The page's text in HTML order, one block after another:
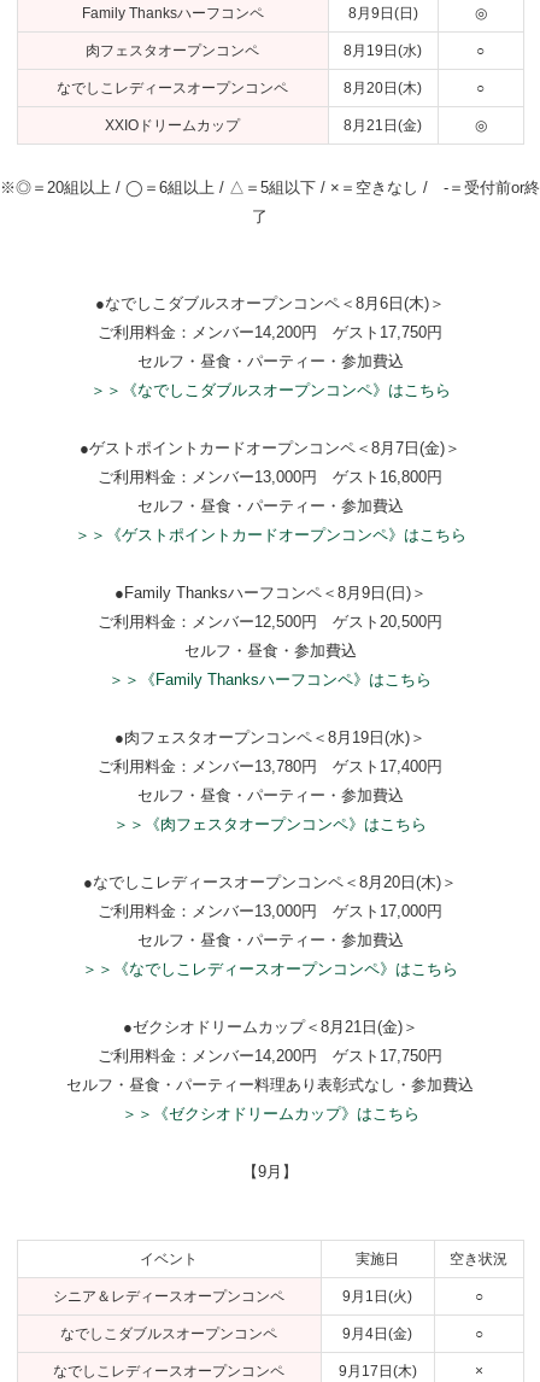
Family Thanksハーフコンペ 8月9日(日) ◎
肉フェスタオープンコンペ 8月19日(水) ○
なでしこレディースオープンコンペ 8月20日(木) ○
XXIOドリームカップ 8月21日(金) ◎
※◎＝20組以上 / ◯＝6組以上 / △＝5組以下 / ×＝空きなし / -＝受付前or終
了
●なでしこダブルスオープンコンペ＜8月6日(木)＞
ご利用料金：メンバー14,200円 ゲスト17,750円
セルフ・昼食・パーティー・参加費込
＞＞《なでしこダブルスオープンコンペ》はこちら
●ゲストポイントカードオープンコンペ＜8月7日(金)＞
ご利用料金：メンバー13,000円 ゲスト16,800円
セルフ・昼食・パーティー・参加費込
＞＞《ゲストポイントカードオープンコンペ》はこちら
●Family Thanksハーフコンペ＜8月9日(日)＞
ご利用料金：メンバー12,500円 ゲスト20,500円
セルフ・昼食・参加費込
＞＞《Family Thanksハーフコンペ》はこちら
●肉フェスタオープンコンペ＜8月19日(水)＞
ご利用料金：メンバー13,780円 ゲスト17,400円
セルフ・昼食・パーティー・参加費込
＞＞《肉フェスタオープンコンペ》はこちら
●なでしこレディースオープンコンペ＜8月20日(木)＞
ご利用料金：メンバー13,000円 ゲスト17,000円
セルフ・昼食・パーティー・参加費込
＞＞《なでしこレディースオープンコンペ》はこちら
●ゼクシオドリームカップ＜8月21日(金)＞
ご利用料金：メンバー14,200円 ゲスト17,750円
セルフ・昼食・パーティー料理あり表彰式なし・参加費込
＞＞《ゼクシオドリームカップ》はこちら
【9月】
イベント 実施日 空き状況
シニア＆レディースオープンコンペ 9月1日(火) ○
なでしこダブルスオープンコンペ 9月4日(金) ○
なでしこレディースオープンコンペ 9月17日(木) ×